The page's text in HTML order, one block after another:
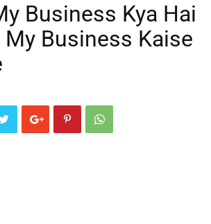
Business Kya Hai
My Business Kaise